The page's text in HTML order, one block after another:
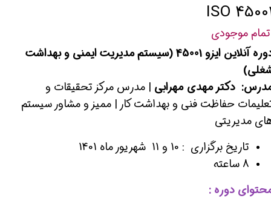
ISO
موجودی
دوره آنلاین ایزو 45001 (سیستم مدیریت ایمنی و بهداشت
دکتر مهدی مهرابی | مدرس مرکز تحقیقات و
حفاظت فنی و بهداشت کار | ممیز و مشاور سیستم
مدیریتی
تاریخ برگزاری : 10 و 11 شهریور ماه 1401
8 ساعته
دوره :